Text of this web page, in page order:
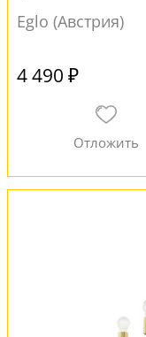
Eglo (Австрия)
4 490 ₽